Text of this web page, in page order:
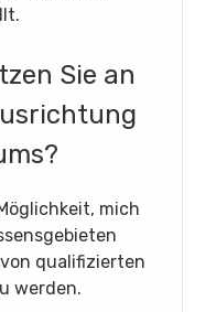
Sie an
mich
qualifizierten
werden.